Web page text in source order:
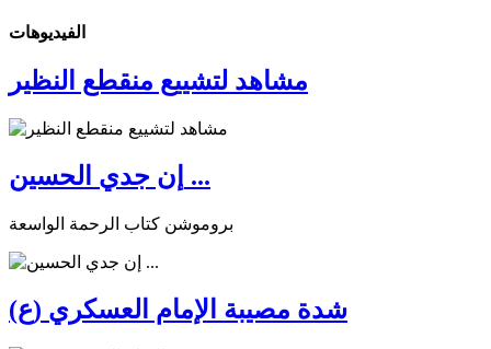
الفیدیوهات
مشاهد لتشييع منقطع النظير
إن جدي الحسين ...
بروموشن كتاب الرحمة الواسعة
شدة مصيبة الإمام العسكري (ع)